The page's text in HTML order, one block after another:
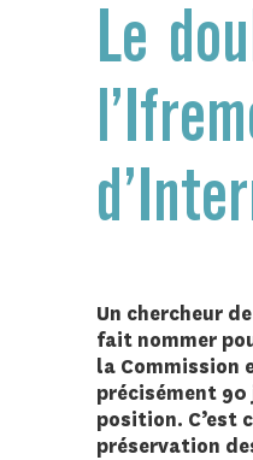
Le
Un chercheur
fait nommer
la Commission
précisément
position. C’est
préservation